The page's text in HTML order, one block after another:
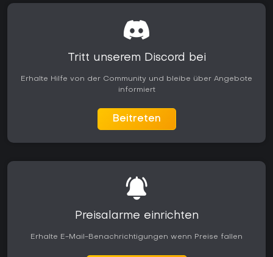
Tritt unserem Discord bei
Erhalte Hilfe von der Community und bleibe über Angebote
informiert
Beitreten
Preisalarme einrichten
Erhalte E-Mail-Benachrichtigungen wenn Preise fallen